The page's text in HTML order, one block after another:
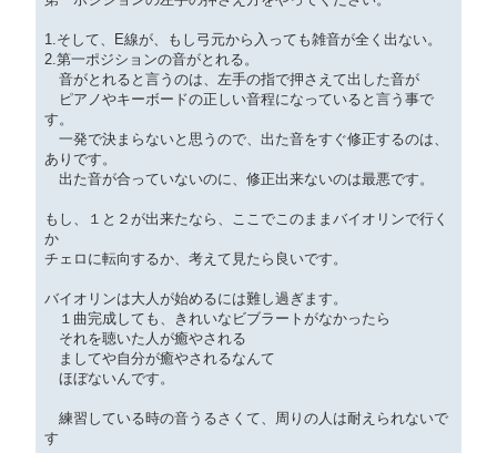
1.そして、E線が、もし弓元から入っても雑音が全く出ない。
2.第一ポジションの音がとれる。
音がとれると言うのは、左手の指で押さえて出した音が
ピアノやキーボードの正しい音程になっていると言う事で
す。
一発で決まらないと思うので、出た音をすぐ修正するのは、
ありです。
出た音が合っていないのに、修正出来ないのは最悪です。
もし、１と２が出来たなら、ここでこのままバイオリンで行く
か
チェロに転向するか、考えて見たら良いです。
バイオリンは大人が始めるには難し過ぎます。
１曲完成しても、きれいなビブラートがなかったら
それを聴いた人が癒やされる
ましてや自分が癒やされるなんて
ほぼないんです。
練習している時の音うるさくて、周りの人は耐えられないで
す